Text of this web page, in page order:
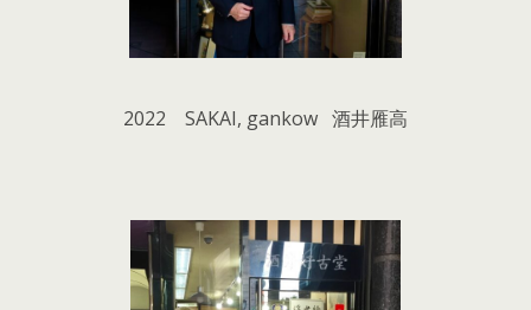
2022 SAKAI, gankow 酒井雁高